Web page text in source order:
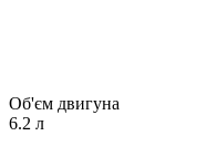
Об'єм двигуна
6.2 л